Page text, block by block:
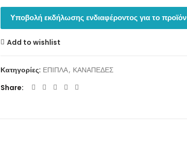
Υποβολή εκδήλωσης ενδιαφέροντος για το προϊόν
Add to wishlist
Κατηγορίες: ΕΠΙΠΛΑ, ΚΑΝΑΠΕΔΕΣ
Share